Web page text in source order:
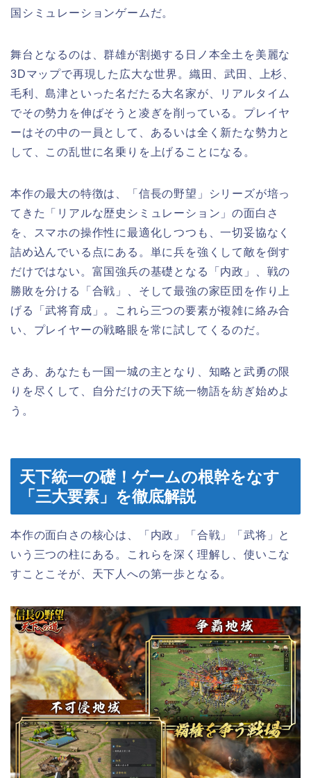
国シミュレーションゲームだ。
舞台となるのは、群雄が割拠する日ノ本全土を美麗な
3Dマップで再現した広大な世界。織田、武田、上杉、
毛利、島津といった名だたる大名家が、リアルタイム
でその勢力を伸ばそうと凌ぎを削っている。プレイヤ
ーはその中の一員として、あるいは全く新たな勢力と
して、この乱世に名乗りを上げることになる。
本作の最大の特徴は、「信長の野望」シリーズが培っ
てきた「リアルな歴史シミュレーション」の面白さ
を、スマホの操作性に最適化しつつも、一切妥協なく
詰め込んでいる点にある。単に兵を強くして敵を倒す
だけではない。富国強兵の基礎となる「内政」、戦の
勝敗を分ける「合戦」、そして最強の家臣団を作り上
げる「武将育成」。これら三つの要素が複雑に絡み合
い、プレイヤーの戦略眼を常に試してくるのだ。
さあ、あなたも一国一城の主となり、知略と武勇の限
りを尽くして、自分だけの天下統一物語を紡ぎ始めよ
う。
天下統一の礎！ゲームの根幹をなす
「三大要素」を徹底解説
本作の面白さの核心は、「内政」「合戦」「武将」と
いう三つの柱にある。これらを深く理解し、使いこな
すことこそが、天下人への第一歩となる。